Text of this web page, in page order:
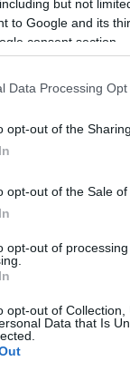
but not
to Google and its
consent section.
Data Processing
opt-out of the
opt-out of the Sale of
opt-out of
opt-out of
Data that Is
egy ilyen
gamer maszk is
balatoni